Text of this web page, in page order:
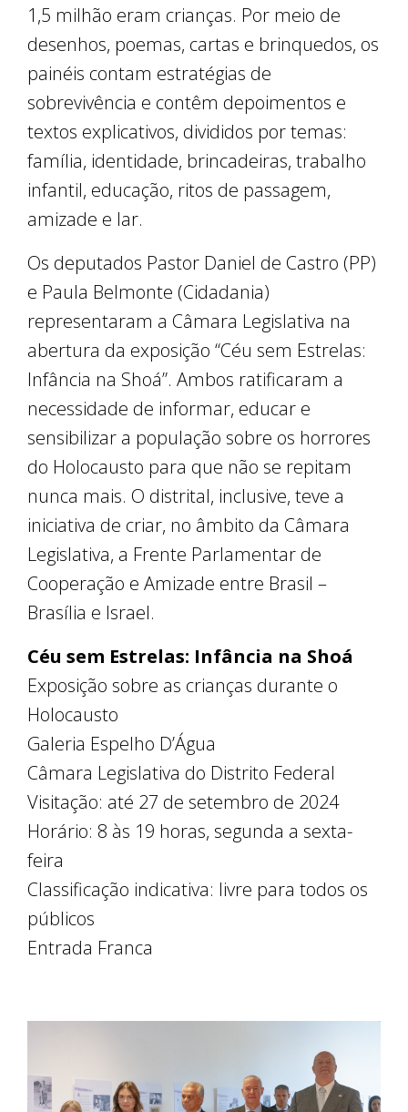
1,5 milhão eram crianças. Por meio de
desenhos, poemas, cartas e brinquedos, os
painéis contam estratégias de
sobrevivência e contêm depoimentos e
textos explicativos, divididos por temas:
família, identidade, brincadeiras, trabalho
infantil, educação, ritos de passagem,
amizade e lar.
Os deputados Pastor Daniel de Castro (PP)
e Paula Belmonte (Cidadania)
representaram a Câmara Legislativa na
abertura da exposição “Céu sem Estrelas:
Infância na Shoá”. Ambos ratificaram a
necessidade de informar, educar e
sensibilizar a população sobre os horrores
do Holocausto para que não se repitam
nunca mais. O distrital, inclusive, teve a
iniciativa de criar, no âmbito da Câmara
Legislativa, a Frente Parlamentar de
Cooperação e Amizade entre Brasil –
Brasília e Israel.
Céu sem Estrelas: Infância na Shoá
Exposição sobre as crianças durante o
Holocausto
Galeria Espelho D’Água
Câmara Legislativa do Distrito Federal
Visitação: até 27 de setembro de 2024
Horário: 8 às 19 horas, segunda a sexta-
feira
Classificação indicativa: livre para todos os
públicos
Entrada Franca